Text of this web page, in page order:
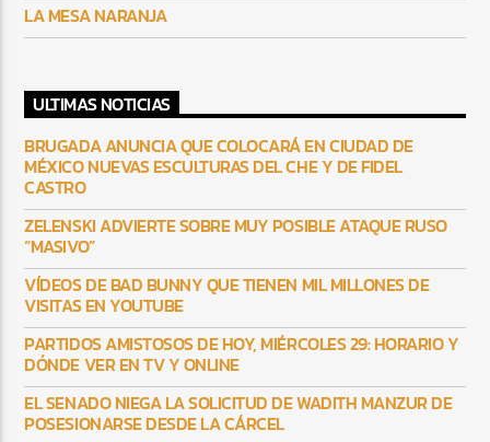
LA MESA NARANJA
ULTIMAS NOTICIAS
BRUGADA ANUNCIA QUE COLOCARÁ EN CIUDAD DE
MÉXICO NUEVAS ESCULTURAS DEL CHE Y DE FIDEL
CASTRO
ZELENSKI ADVIERTE SOBRE MUY POSIBLE ATAQUE RUSO
“MASIVO”
VÍDEOS DE BAD BUNNY QUE TIENEN MIL MILLONES DE
VISITAS EN YOUTUBE
PARTIDOS AMISTOSOS DE HOY, MIÉRCOLES 29: HORARIO Y
DÓNDE VER EN TV Y ONLINE
EL SENADO NIEGA LA SOLICITUD DE WADITH MANZUR DE
POSESIONARSE DESDE LA CÁRCEL